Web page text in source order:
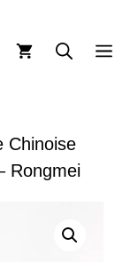
Chinoise
Rongmei